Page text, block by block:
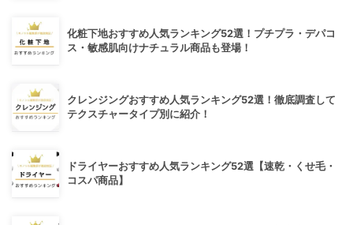
化粧下地おすすめ人気ランキング52選！プチプラ・デパコ
ス・敏感肌向けナチュラル商品も登場！
クレンジングおすすめ人気ランキング52選！徹底調査して
テクスチャータイプ別に紹介！
ドライヤーおすすめ人気ランキング52選【速乾・くせ毛・
コスパ商品】